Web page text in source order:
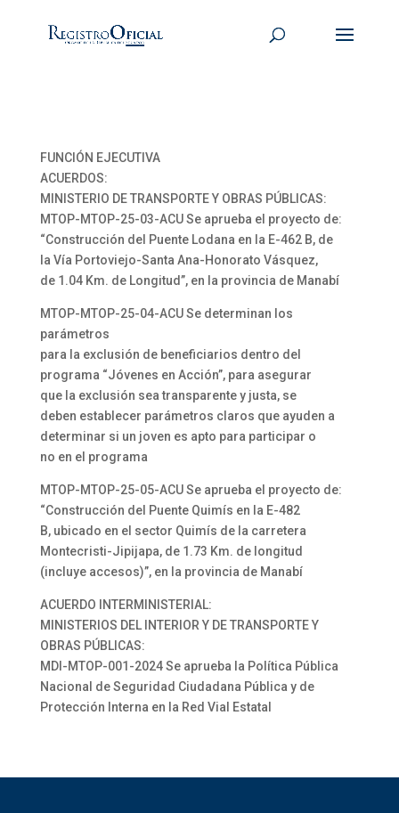
FUNCIÓN EJECUTIVA
ACUERDOS:
MINISTERIO DE TRANSPORTE Y OBRAS PÚBLICAS:
MTOP-MTOP-25-03-ACU Se aprueba el proyecto de:
“Construcción del Puente Lodana en la E-462 B, de
la Vía Portoviejo-Santa Ana-Honorato Vásquez,
de 1.04 Km. de Longitud”, en la provincia de Manabí
MTOP-MTOP-25-04-ACU Se determinan los
parámetros
para la exclusión de beneficiarios dentro del
programa “Jóvenes en Acción”, para asegurar
que la exclusión sea transparente y justa, se
deben establecer parámetros claros que ayuden a
determinar si un joven es apto para participar o
no en el programa
MTOP-MTOP-25-05-ACU Se aprueba el proyecto de:
“Construcción del Puente Quimís en la E-482
B, ubicado en el sector Quimís de la carretera
Montecristi-Jipijapa, de 1.73 Km. de longitud
(incluye accesos)”, en la provincia de Manabí
ACUERDO INTERMINISTERIAL:
MINISTERIOS DEL INTERIOR Y DE TRANSPORTE Y
OBRAS PÚBLICAS:
MDI-MTOP-001-2024 Se aprueba la Política Pública
Nacional de Seguridad Ciudadana Pública y de
Protección Interna en la Red Vial Estatal